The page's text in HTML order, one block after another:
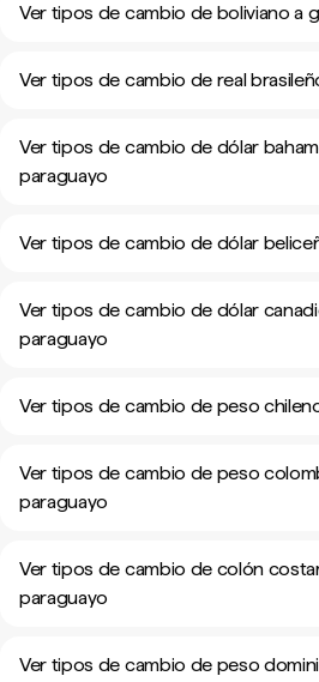
Ver tipos de cambio de boliviano a
Ver tipos de cambio de real
Ver tipos de cambio de dólar
paraguayo
Ver tipos de cambio de dólar
Ver tipos de cambio de dólar
paraguayo
Ver tipos de cambio de peso
Ver tipos de cambio de peso
paraguayo
Ver tipos de cambio de colón
paraguayo
Ver tipos de cambio de peso